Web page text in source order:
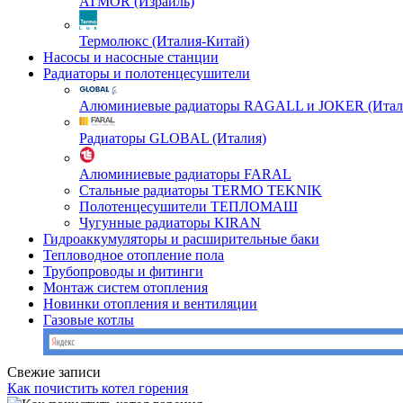
Термолюкс (Италия-Китай)
Насосы и насосные станции
Радиаторы и полотенцесушители
Алюминиевые радиаторы RAGALL и JOKER
Радиаторы GLOBAL (Италия)
Алюминиевые радиаторы FARAL
Стальные радиаторы TERMO TEKNIK
Полотенцесушители ТЕПЛОМАШ
Чугунные радиаторы KIRAN
Гидроаккумуляторы и расширительные баки
Тепловодное отопление пола
Трубопроводы и фитинги
Монтаж систем отопления
Новинки отопления и вентиляции
Газовые котлы
Свежие записи
Как почистить котел горения